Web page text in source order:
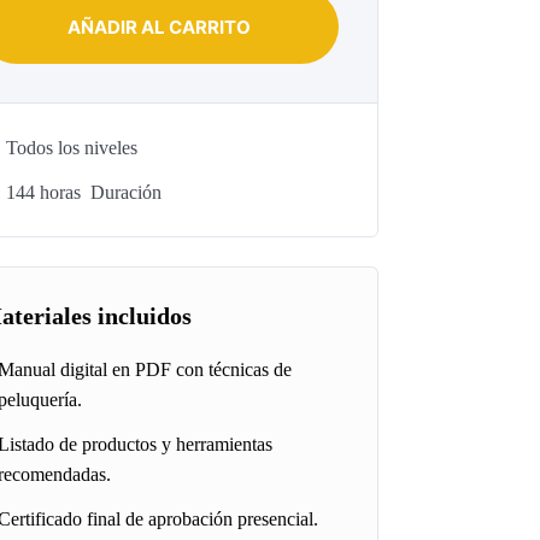
AÑADIR AL CARRITO
Todos los niveles
144 horas Duración
incluidos
digital en PDF con técnicas de
de productos y herramientas
final de aprobación presencial.